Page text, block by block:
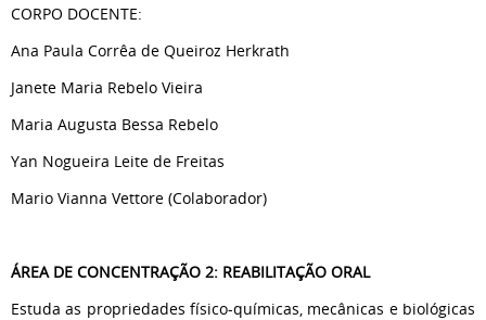
CORPO DOCENTE:
Ana Paula Corrêa de Queiroz Herkrath
Janete Maria Rebelo Vieira
Maria Augusta Bessa Rebelo
Yan Nogueira Leite de Freitas
Mario Vianna Vettore (Colaborador)
ÁREA DE CONCENTRAÇÃO 2: REABILITAÇÃO ORAL
Estuda as propriedades físico-químicas, mecânicas e biológicas